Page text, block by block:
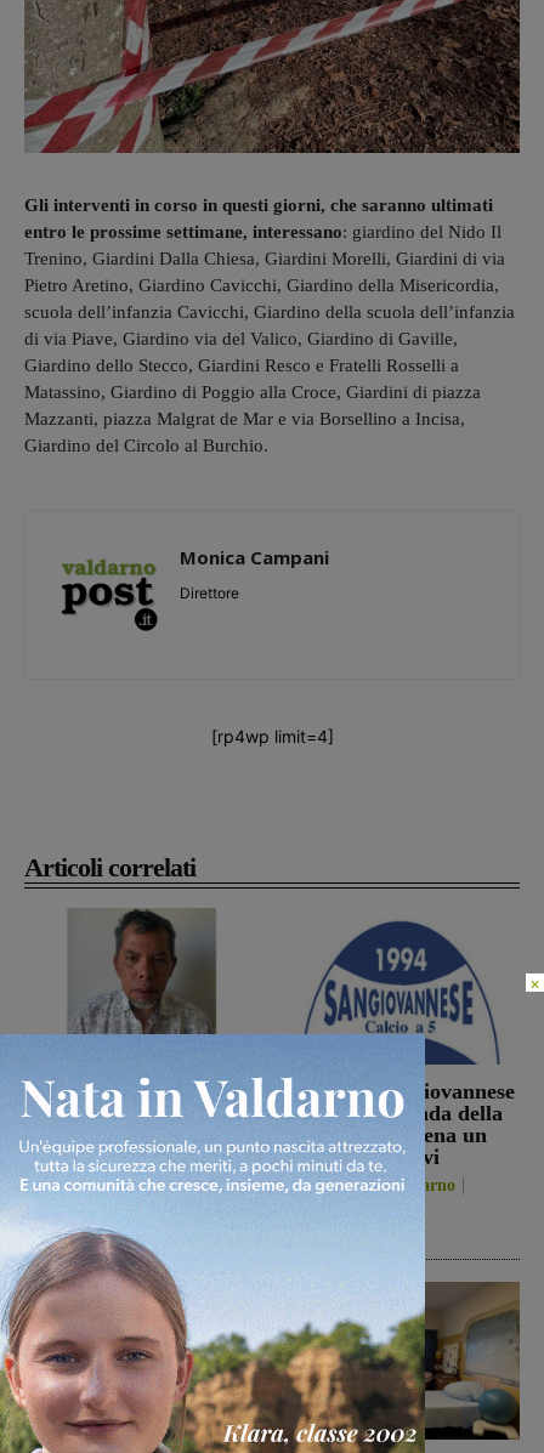
Articoli correlati
Sospese le ricerche sul
campo di Miah Billal, il
Prefetto di Arezzo:
“L’attenzione delle
istituzioni su questa
vicenda resta alta”
Cronaca 6 Agosto 2026
La Futsal Sangiovannese
ha scelto la strada della
continuità, appena un
paio i volti nuovi
San Giovanni Valdarno
6 Agosto 2026
Gli interventi in corso in questi giorni, che saranno ultimati
entro le prossime settimane, interessano: giardino del Nido Il
Trenino, Giardini Dalla Chiesa, Giardini Morelli, Giardini di via
Pietro Aretino, Giardino Cavicchi, Giardino della Misericordia,
scuola dell’infanzia Cavicchi, Giardino della scuola dell’infanzia
di via Piave, Giardino via del Valico, Giardino di Gaville,
Giardino dello Stecco, Giardini Resco e Fratelli Rosselli a
Matassino, Giardino di Poggio alla Croce, Giardini di piazza
Mazzanti, piazza Malgrat de Mar e via Borsellino a Incisa,
Giardino del Circolo al Burchio.
Monica Campani
Direttore
[rp4wp limit=4]
×